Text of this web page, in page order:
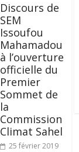
Discours de
SEM
Issoufou
Mahamadou
à l’ouverture
officielle du
Premier
Sommet de
la
Commission
Climat Sahel
25 février 2019